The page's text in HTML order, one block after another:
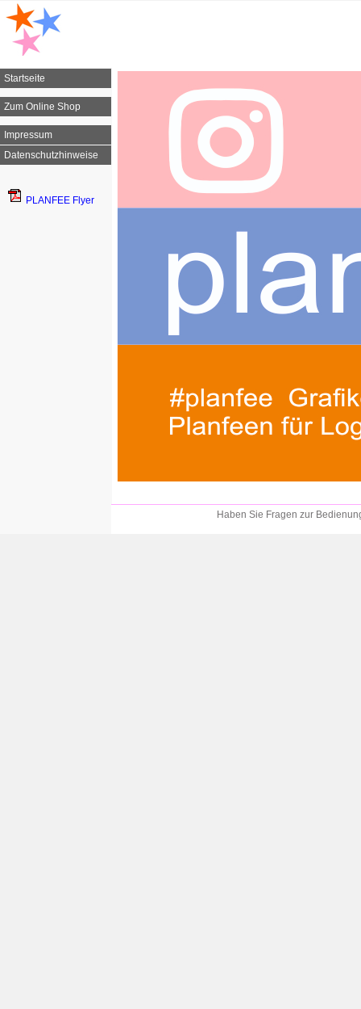
Startseite
Zum Online Shop
Impressum
Datenschutzhinweise
PLANFEE Flyer
Haben Sie Fragen zur